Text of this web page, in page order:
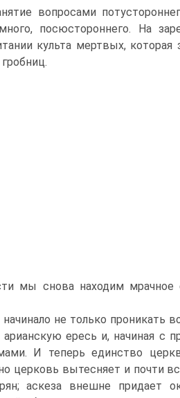
вопросами
посюстороннего. На
культа мертвых,
мы снова находим
начинало не только
ересь и, начиная с
И теперь единство
церковь вытесняет и почти
аскеза внешне придает